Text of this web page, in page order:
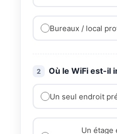
Bureaux / local
2 Où le WiFi est-il
Un seul endroit
Un étage